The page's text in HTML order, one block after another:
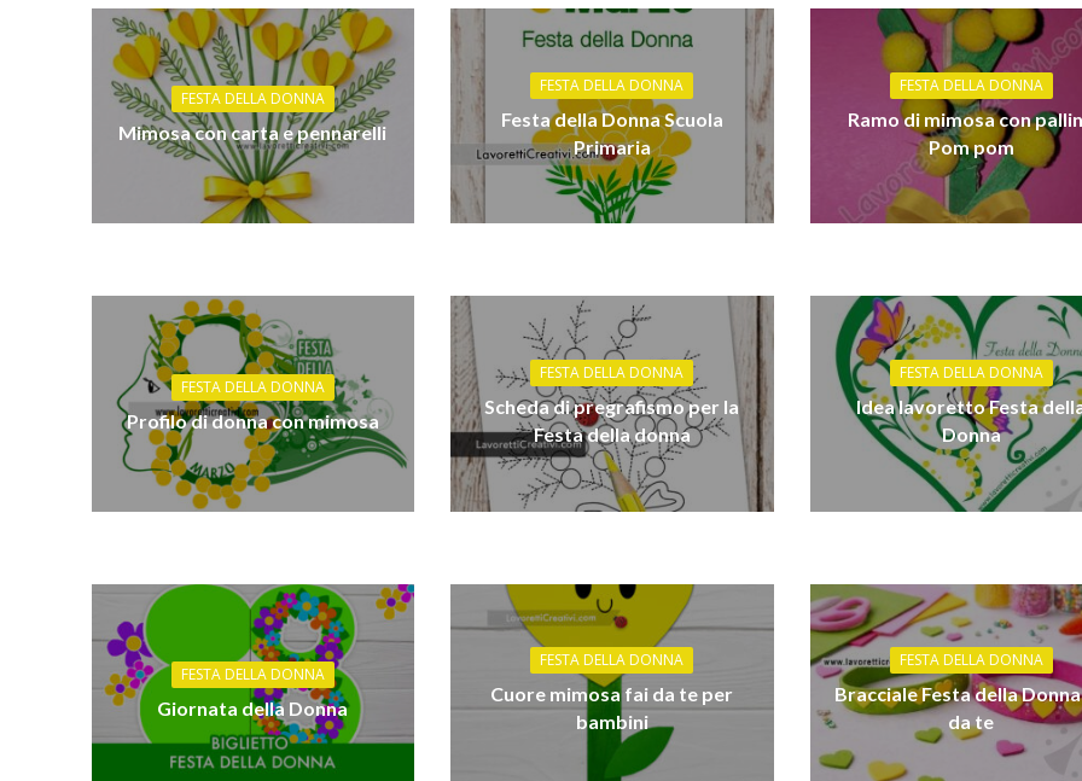
FESTA DELLA DONNA
Mimosa con carta e pennarelli
FESTA DELLA DONNA
Festa della Donna Scuola
Primaria
FESTA DELLA DONNA
Ramo di mimosa con
Pom pom
FESTA DELLA DONNA
Profilo di donna con mimosa
FESTA DELLA DONNA
Scheda di pregrafismo per la
Festa della donna
FESTA DELLA DONNA
Idea lavoretto Festa
Donna
FESTA DELLA DONNA
Giornata della Donna
FESTA DELLA DONNA
Cuore mimosa fai da te per
bambini
FESTA DELLA DONNA
Bracciale Festa della
da te